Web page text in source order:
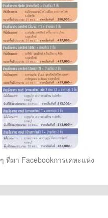
ที่มา Facebookการเคหะแห่ง